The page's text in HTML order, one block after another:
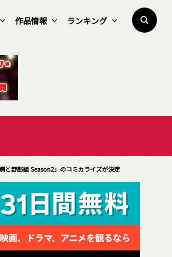
作品情報 ランキング
と野郎組 Season2」のコミカライズが決定